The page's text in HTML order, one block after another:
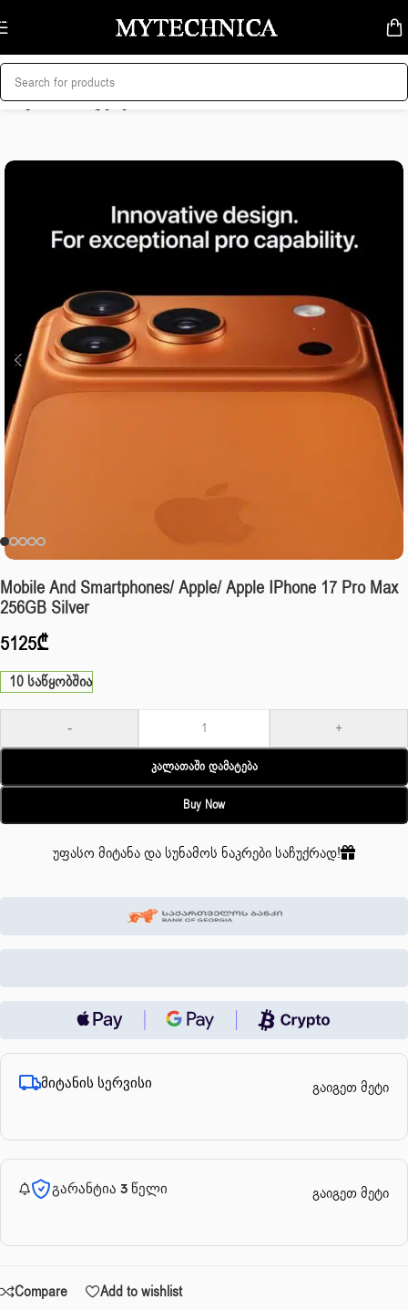
Skip to navigation
Skip to main content
მთავარი/მობილურები
Mobile And Smartphones/ Apple/ Apple IPhone 17 Pro Max
256GB Silver
5125₾
10 საწყობშია
- +
Კალათაში Დამატება
Buy Now
უფასო მიტანა და სუნამოს ნაკრები საჩუქრად!
მიტანის სერვისი გაიგეთ მეტი
გარანტია 3 წელი გაიგეთ მეტი
Compare
Add to wishlist